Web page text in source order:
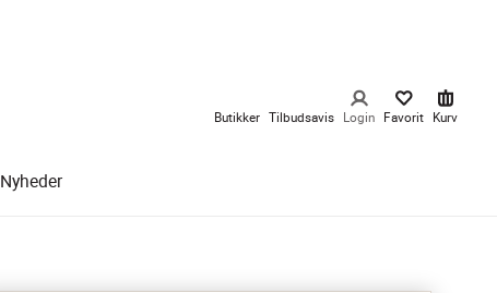
Butikker Tilbudsavis Login Favorit Kurv
Nyheder